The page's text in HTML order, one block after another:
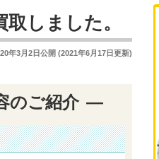
しました。
年3月2日公開 (2021年6月17日更新)
のご紹介